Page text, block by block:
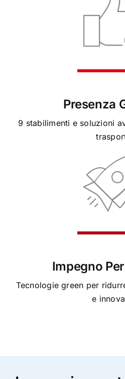
Presenza
9 stabilimenti e soluzioni
Impegno
Tecnologie green per
e